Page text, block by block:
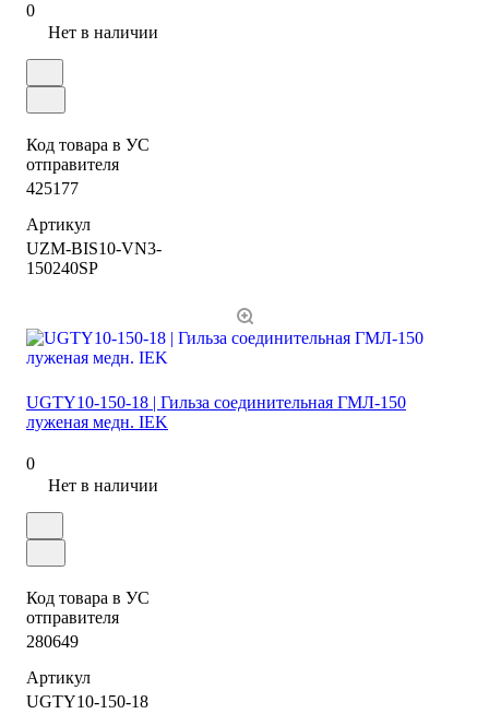
0
Нет в наличии
Код товара в УС
отправителя
425177
Артикул
UZM-BIS10-VN3-
150240SP
UGTY10-150-18 | Гильза соединительная ГМЛ-150
луженая медн. IEK
0
Нет в наличии
Код товара в УС
отправителя
280649
Артикул
UGTY10-150-18